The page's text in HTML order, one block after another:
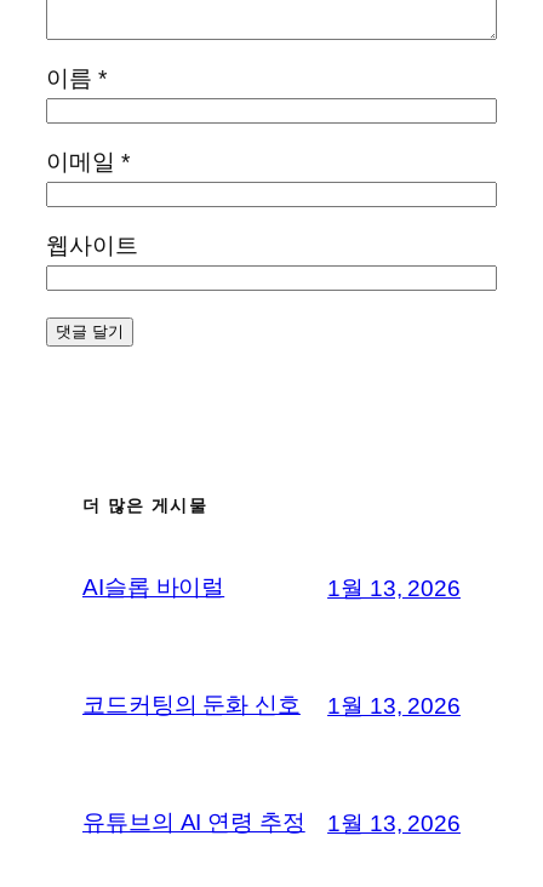
이름 *
이메일 *
웹사이트
더 많은 게시물
AI슬롭 바이럴 1월 13, 2026
코드커팅의 둔화 신호 1월 13, 2026
유튜브의 AI 연령 추정 1월 13, 2026